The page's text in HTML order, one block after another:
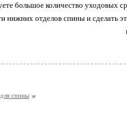
большое количество уходовых
нижних отделов спины и сделать
спины